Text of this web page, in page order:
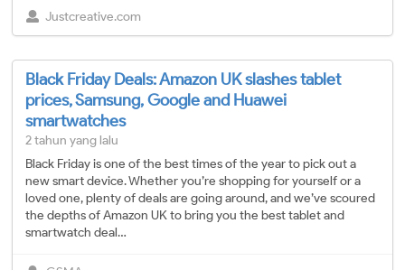
Justcreative.com
Black Friday Deals: Amazon UK slashes tablet
prices, Samsung, Google and Huawei
smartwatches
2 tahun yang lalu
Black Friday is one of the best times of the year to pick out a
new smart device. Whether you’re shopping for yourself or a
loved one, plenty of deals are going around, and we’ve scoured
the depths of Amazon UK to bring you the best tablet and
smartwatch deal…